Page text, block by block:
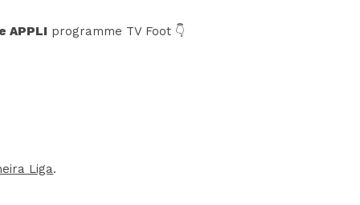
APPLI programme TV Foot 👇
Liga.